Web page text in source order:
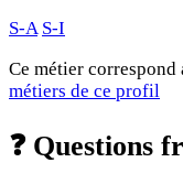
S-A S-I
Ce métier
métiers de ce profil
❓Questions